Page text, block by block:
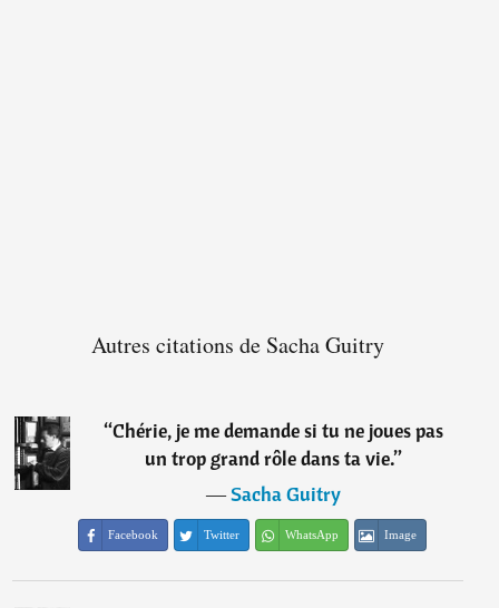
Autres citations de Sacha Guitry
“Chérie, je me demande si tu ne joues pas
un trop grand rôle dans ta vie.”
―Sacha Guitry
Facebook Twitter WhatsApp Image